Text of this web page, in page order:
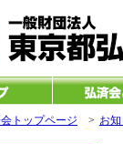
トップページ > お